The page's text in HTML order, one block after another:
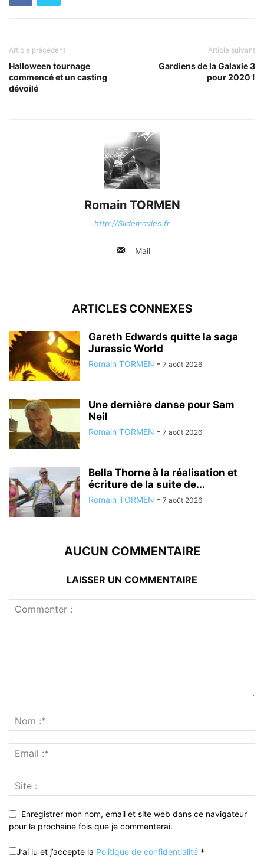
Article précédent
Halloween tournage
commencé et un casting
dévoilé
Article suivant
Gardiens de la Galaxie 3
pour 2020 !
Romain TORMEN
http://Slidemovies.fr
Mail
ARTICLES CONNEXES
Gareth Edwards quitte la saga
Jurassic World
Romain TORMEN - 7 août 2026
Une dernière danse pour Sam
Neil
Romain TORMEN - 7 août 2026
Bella Thorne à la réalisation et
écriture de la suite de...
Romain TORMEN - 7 août 2026
AUCUN COMMENTAIRE
LAISSER UN COMMENTAIRE
Enregistrer mon nom, email et site web dans ce navigateur
pour la prochaine fois que je commenterai.
J’ai lu et j’accepte la Politique de confidentialité *